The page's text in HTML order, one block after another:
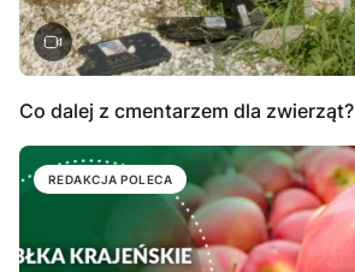
Co dalej z cmentarzem dla zwierząt?
REDAKCJA POLECA